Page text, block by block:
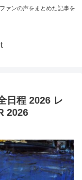
ァンの声をまとめた記事を
日程 2026 レ
2026